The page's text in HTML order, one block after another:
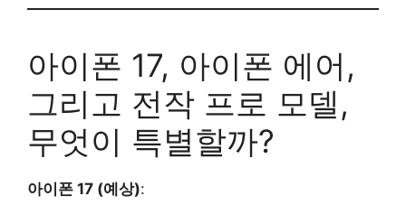
아이폰 17, 아이폰 에어,
그리고 전작 프로 모델,
무엇이 특별할까?
아이폰 17 (예상):